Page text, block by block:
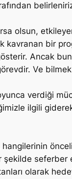
olsun,
kavranan bir
Ancak
Ve bilmek
verdiği
ilgili
olarak